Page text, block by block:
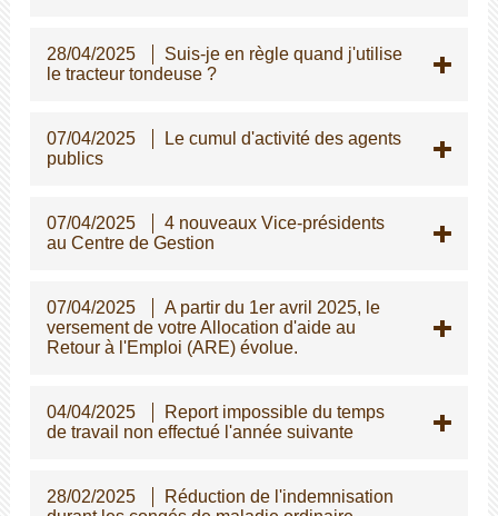
28/04/2025
Suis-je en règle quand j'utilise
le tracteur tondeuse ?
07/04/2025
Le cumul d'activité des agents
publics
07/04/2025
4 nouveaux Vice-présidents
au Centre de Gestion
07/04/2025
A partir du 1er avril 2025, le
versement de votre Allocation d'aide au
Retour à l'Emploi (ARE) évolue.
04/04/2025
Report impossible du temps
de travail non effectué l'année suivante
28/02/2025
Réduction de l'indemnisation